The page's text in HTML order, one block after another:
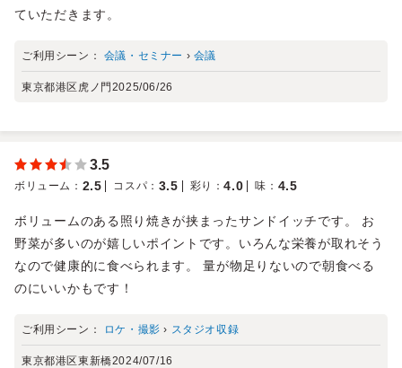
ていただきます。
ご利用シーン： 会議・セミナー › 会議
東京都港区虎ノ門2025/06/26
3.5
ボリューム ： 2.5 コスパ ： 3.5 彩り ：4.0 味 ： 4.5
ボリュームのある照り焼きが挟まったサンドイッチです。 お
野菜が多いのが嬉しいポイントです。いろんな栄養が取れそう
なので健康的に食べられます。 量が物足りないので朝食べる
のにいいかもです！
ご利用シーン： ロケ・撮影 › スタジオ収録
東京都港区東新橋2024/07/16